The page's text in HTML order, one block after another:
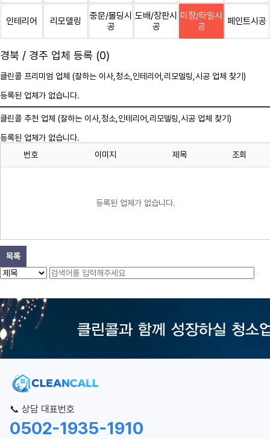
인테리어 리모델링
중문/몰딩시
공
도배/장판시
공
미장/타일시
공
페인트시공
경북 / 경주 업체 등록 (0)
클린콜 프리미엄 업체 (잘하는 이사, 청소 ,인테리어,리모델링,시공 업체 찾기)
등록된 업체가 없습니다.
클린콜 추천 업체 (잘하는 이사, 청소 ,인테리어,리모델링,시공 업체 찾기)
등록된 업체가 없습니다.
번호
이미지 제목 조회
등록된 업체가 없습니다.
목록
📞 상담 대표번호
0502-1935-1910